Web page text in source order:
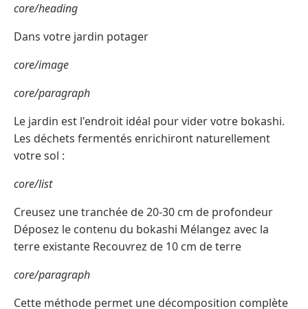
core/heading
Dans votre jardin potager
core/image
core/paragraph
Le jardin est l'endroit idéal pour vider votre bokashi.
Les déchets fermentés enrichiront naturellement
votre sol :
core/list
Creusez une tranchée de 20-30 cm de profondeur
Déposez le contenu du bokashi Mélangez avec la
terre existante Recouvrez de 10 cm de terre
core/paragraph
Cette méthode permet une décomposition complète